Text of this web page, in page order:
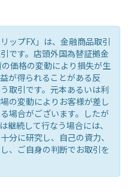
ップFX」は、金融商品取引
です。店頭外国為替証拠金
価格の変動により損失が生
が得られることがある反
取引です。元本あるいは利
の変動によりお客様が差し
場合がございます。したが
継続して行なう場合には、
分に研究し、自己の資力、
、ご自身の判断でお取引を